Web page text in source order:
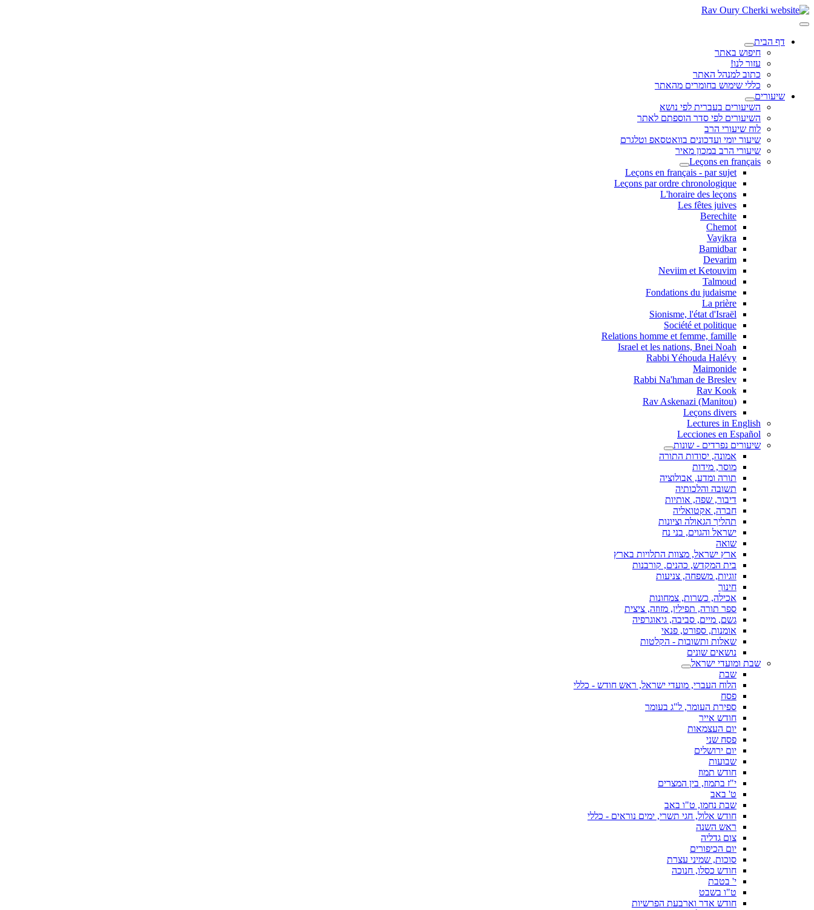
דף הבית
חיפוש באתר
עזור לנו!
כתוב למנהל האתר
כללי שימוש בחומרים מהאתר
שיעורים
השיעורים בעברית לפי נושא
השיעורים לפי סדר הוספתם לאתר
לוח שיעורי הרב
שיעור יומי ועדכונים בוואטסאפ וטלגרם
שיעורי הרב במכון מאיר
Leçons en français
Leçons en français - par sujet
Leçons par ordre chronologique
L'horaire des leçons
Les fêtes juives
Berechite
Chemot
Vayikra
Bamidbar
Devarim
Neviim et Ketouvim
Talmoud
Fondations du judaisme
La prière
Sionisme, l'état d'Israël
Société et politique
Relations homme et femme, famille
Israel et les nations, Bnei Noah
Rabbi Yéhouda Halévy
Maimonide
Rabbi Na'hman de Breslev
Rav Kook
(Rav Askenazi (Manitou
Leçons divers
Lectures in English
Lecciones en Español
שיעורים נפרדים - שונות
אמונה, יסודות התורה
מוסר, מידות
תורה ומדע, אבולוציה
תשובה והלכותיה
דיבור, שפה, אותיות
חברה, אקטואליה
תהליך הגאולה וציונות
ישראל והגוים, בני נח
שואה
ארץ ישראל, מצוות התלויות בארץ
בית המקדש, כהנים, קורבנות
זוגיות, משפחה, צניעות
חינוך
אכילה, כשרות, צמחונות
ספר תורה, תפילין, מזוזה, ציצית
גשם, מיים, סביבה, גיאוגרפיה
אומנות, ספורט, פנאי
שאלות ותשובות - הקלטות
נושאים שונים
שבת ומועדי ישראל
שבת
הלוח העברי, מועדי ישראל, ראש חודש - כללי
פסח
ספירת העומר, ל"ג בעומר
חודש אייר
יום העצמאות
פסח שני
יום ירושלים
שבועות
חודש תמוז
י"ז בתמוז, בין המצרים
ט' באב
שבת נחמו, ט"ו באב
חודש אלול, חגי תשרי, ימים נוראים - כללי
ראש השנה
צום גדליה
יום הכיפורים
סוכות, שמיני עצרת
חודש כסלו, חנוכה
י' בטבת
ט"ו בשבט
חודש אדר וארבעת הפרשיות